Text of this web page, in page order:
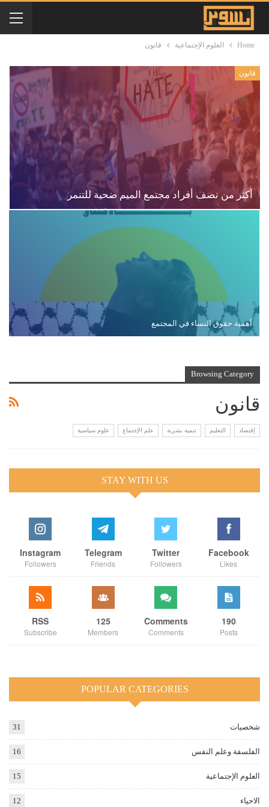
Home العلوم الإجتماعية قانون
قانون
أكثر من نصف أفراد مجتمع الميم ضحية للتنمر
أهمية حقوق النساء في المجتمع
Browsing Category
قانون
إقتصاد التعليم تنمية بشرية علم الإجتماع علوم سياسية
STAY WITH US
Facebook
Likes
Twitter
Followers
Telegram
Friends
Instagram
Followers
190
Posts
Comments
Comments
125
Members
RSS
Subscribe
POPULAR CATEGORIES
شخصيات 31
الفلسفة وعلم النفس 16
العلوم الإجتماعية 15
الاحياء 12